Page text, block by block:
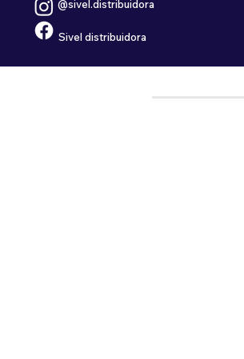
@sivel.distribuidora
Sivel distribuidora